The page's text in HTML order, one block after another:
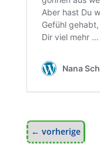
← vorherige